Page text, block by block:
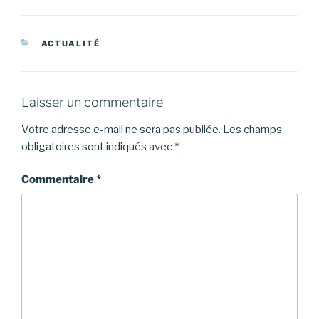
CATÉGORIES
ACTUALITÉ
Laisser un commentaire
Votre adresse e-mail ne sera pas publiée. Les champs
obligatoires sont indiqués avec *
Commentaire*